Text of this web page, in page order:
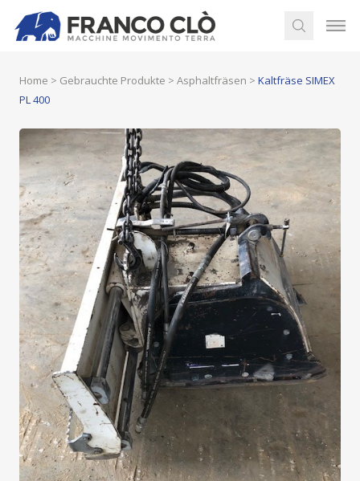
Home > Gebrauchte Produkte > Asphaltfräsen > Kaltfräse SIMEX
PL 400